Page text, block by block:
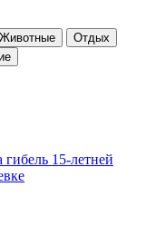
Животные
Отдых
гибель 15-летней